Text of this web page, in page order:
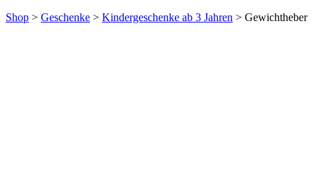
Shop > Geschenke > Kindergeschenke ab 3 Jahren > Gewichtheber